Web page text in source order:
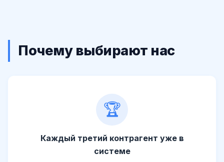
Почему выбирают нас
🏆
Каждый третий контрагент уже в
системе